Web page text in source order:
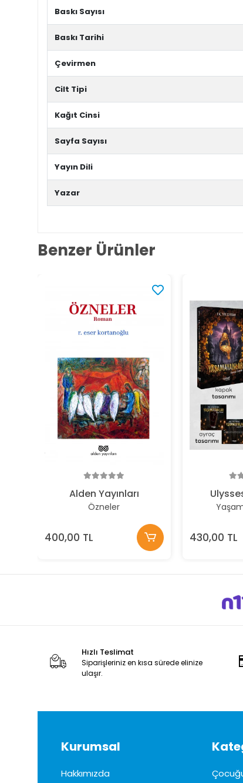
Baskı Sayısı
Baskı Tarihi
Çevirmen
Cilt Tipi
Kağıt Cinsi
Sayfa Sayısı
Yayın Dili
Yazar
Benzer Ürünler
Alden Yayınları
Özneler
400,00 TL 430,00 TL
Hızlı Teslimat
Siparişleriniz en kısa sürede elinize
ulaşır.
Kurumsal
Hakkımızda